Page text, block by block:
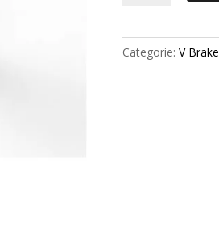
aantal
Categorie: V Brake